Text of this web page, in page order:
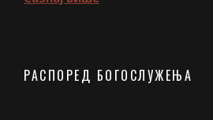
РАСПОРЕД БОГОСЛУЖЕЊА